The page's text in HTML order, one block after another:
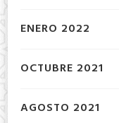
ENERO 2022
OCTUBRE 2021
AGOSTO 2021